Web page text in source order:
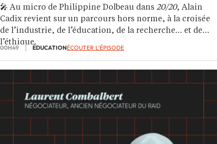
🎤 Au micro de Philippine Dolbeau dans 20/20, Alain
Cadix revient sur un parcours hors norme, à la croisée
de l’industrie, de l’éducation, de la recherche… et de
l’éthique.
00H49 ÉDUCATIONÉCOUTER L'ÉPISODE